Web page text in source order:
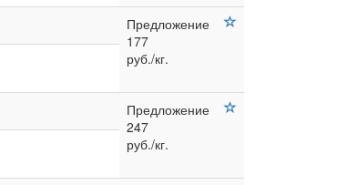
Предложение
177
руб./кг.
Предложение
247
руб./кг.